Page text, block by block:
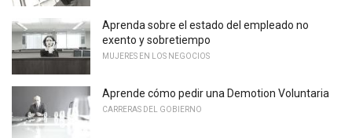
Aprenda sobre el estado del empleado no
exento y sobretiempo
MUJERES EN LOS NEGOCIOS
Aprende cómo pedir una Demotion Voluntaria
CARRERAS DEL GOBIERNO